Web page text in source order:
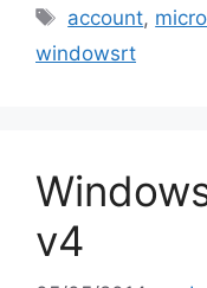
Étiquettes
account,
windowsrt
v4